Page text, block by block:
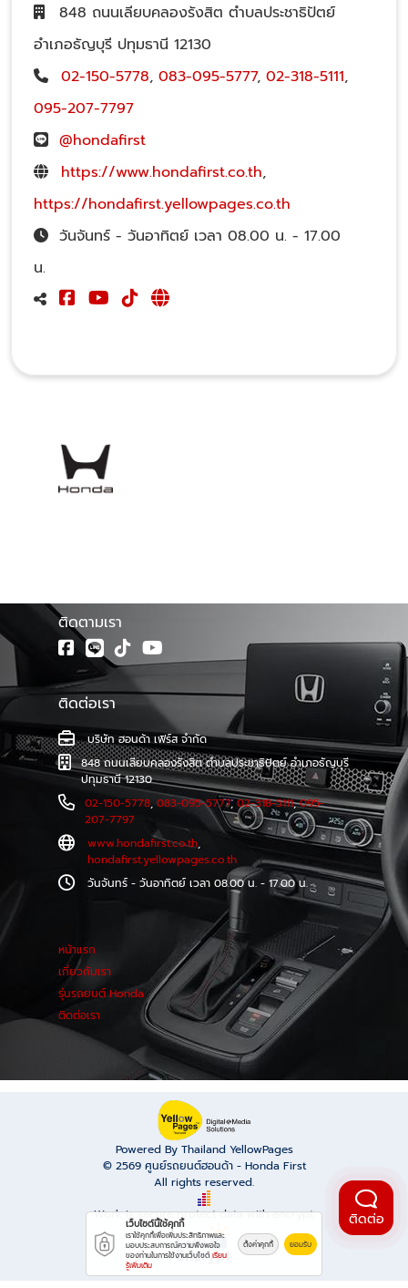
848 ถนนเลียบคลองรังสิต ตำบลประชาธิปัตย์
อำเภอธัญบุรี ปทุมธานี 12130
02-150-5778, 083-095-5777, 02-318-5111,
095-207-7797
@hondafirst
https://www.hondafirst.co.th,
https://hondafirst.yellowpages.co.th
วันจันทร์ - วันอาทิตย์ เวลา 08.00 น. - 17.00
น.
ติดตามเรา
ติดต่อเรา
บริษัท ฮอนด้า เฟิร์ส จำกัด
848 ถนนเลียบคลองรังสิต ตำบลประชาธิปัตย์ อำเภอธัญบุรี
ปทุมธานี 12130
02-150-5778,083-095-5777,02-318-5111,095-
207-7797
www.hondafirst.co.th,
hondafirst.yellowpages.co.th
วันจันทร์ - วันอาทิตย์ เวลา 08.00 น. - 17.00 น.
หน้าแรก
เกี่ยวกับเรา
รุ่นรถยนต์ Honda
ติดต่อเรา
Powered By Thailand YellowPages
© 2569 ศูนย์รถยนต์ฮอนด้า - Honda First
All rights reserved.
Work is secure protect data with encrypt.
ติดต่อ
เว็บไซต์นี้ใช้คุกกี้
เราใช้คุกกี้เพื่อเพิ่มประสิทธิภาพและ
มอบประสบการณ์ความพึงพอใจ
ของท่านในการใช้งานเว็บไซต์ เรียน
รู้เพิ่มเติม
ตั้งค่าคุกกี้ ยอมรับ